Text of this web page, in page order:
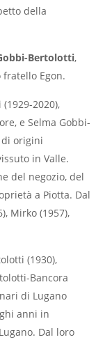
della
Bertolotti,
Egon.
2020),
e Selma Gobbi-
di origini
in Valle.
del negozio, del
a Piotta. Dal
Mirko (1957),
(1930),
Bancora
di Lugano
anni in
Dal loro